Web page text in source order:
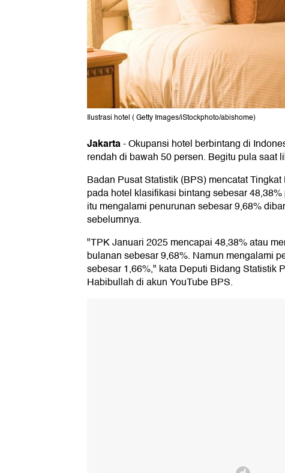
Ilustrasi hotel ( Getty Images/iStockphoto/abishome)
Jakarta-Okupansi hotel berbintang di
rendah di bawah 50 persen. Begitu pula saat
Badan Pusat Statistik (BPS) mencatat
pada hotel klasifikasi bintang sebesar
itu mengalami penurunan sebesar 9,68%
sebelumnya.
"TPK Januari 2025 mencapai 48,38% atau
bulanan sebesar 9,68%. Namun mengalami
sebesar 1,66%," kata Deputi Bidang Statistik
Habibullah di akun YouTube BPS.